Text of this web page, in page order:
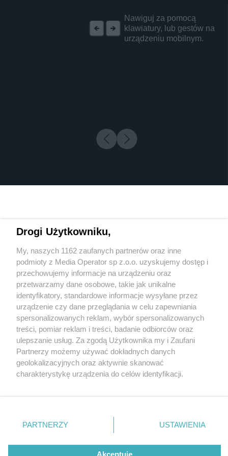
Nawiguj za pomocą
klawiatury, lub gestów na
urządzeniu mobilnym.
4 / 0
Wydawca mediów lokalnych
Nie zapomnij
zapoznać się z:
polityką prywatności regulamin korzystania z portali
Twojemiasto
Piekary Śląskie
Chorzów
Tarnowskie Góry
Gliwice
Skontakuj sięz nami
Kontakt
Wydawca
Redakcja
Drogi Użytkowniku,
My, naszych 1162 zaufanych partnerów oraz inne
podmioty z Media Operator sp z.o.o. uzyskujemy dostęp i
przechowujemy informacje na urządzeniu oraz
przetwarzamy dane osobowe, takie jak unikalne
identyfikatory, standardowe informacje wysyłane przez
urządzenie czy dane przeglądania w celu zapewniania
spersonalizowanych reklam, wybór spersonalizowanych
treści, pomiar reklam i treści, badanie odbiorców oraz
ulepszanie usług. Za zgodą Użytkownika my i Zaufani
Partnerzy możemy używać dokładnych danych
geolokalizacyjnych oraz aktywnie skanować
charakterystykę urządzenia do celów identyfikacji.
zmienić/wycofać klikając przycisk ustawień prywatności
znajdujący się w lewym dolnym rogu strony
rodzaje przetwarzania danych nie wymagają zgody
użytkownika, ale masz prawo sprzeciwić się takiemu
PARTNERZY USTAWIENIA
Akceptuję